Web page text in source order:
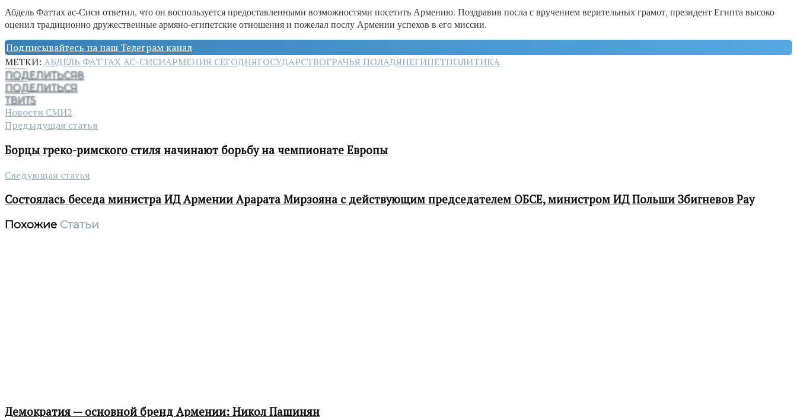
Абдель Фаттах ас-Сиси ответил, что он воспользуется предоставленными возможностями посетить Армению. Поздравив посла с вручением верительных грамот, президент Египта высоко
оценил традиционно дружественные армяно-египетские отношения и пожелал послу Армении успехов в его миссии.
Подписывайтесь на наш Телеграм канал
МЕТКИ: АБДЕЛЬ ФАТТАХ АС-СИСИАРМЕНИЯ СЕГОДНЯГОСУДАРСТВОГРАЧЬЯ ПОЛАДЯНЕГИПЕТПОЛИТИКА
ПОДЕЛИТЬСЯ8
ПОДЕЛИТЬСЯ
ТВИТ5
Новости СМИ2
Предыдущая статья
Борцы греко-римского стиля начинают борьбу на чемпионате Европы
Следующая статья
Состоялась беседа министра ИД Армении Арарата Мирзояна с действующим председателем ОБСЕ, министром ИД Польши Збигневов Рау
Похожие Статьи
Демократия — основной бренд Армении: Никол Пашинян